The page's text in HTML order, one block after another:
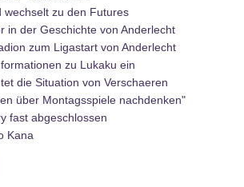
wechselt zu den Futures
in der Geschichte von Anderlecht
zum Ligastart von Anderlecht
zu Lukaku ein
die Situation von Verschaeren
über Montagsspiele nachdenken"
fast abgeschlossen
Kana